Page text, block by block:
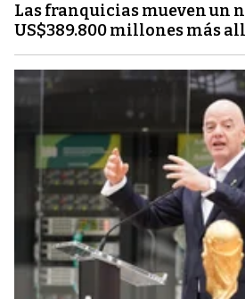
Las franquicias mueven un
US$389.800 millones más